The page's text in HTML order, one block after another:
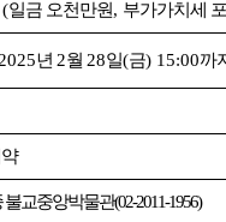
일금 오천만원, 부가가치세
2025년 2월 28일(금) 15:00까
불교중앙박물관(02-2011-1956)